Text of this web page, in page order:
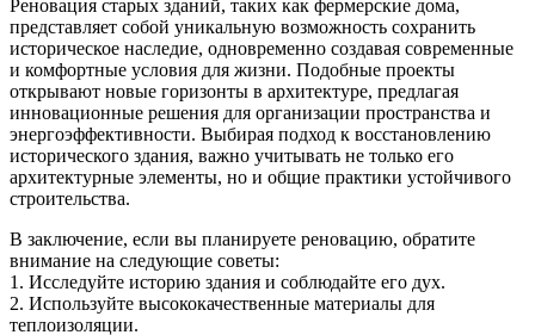
Реновация старых зданий, таких как фермерские дома,
представляет собой уникальную возможность сохранить
историческое наследие, одновременно создавая современные
и комфортные условия для жизни. Подобные проекты
открывают новые горизонты в архитектуре, предлагая
инновационные решения для организации пространства и
энергоэффективности. Выбирая подход к восстановлению
исторического здания, важно учитывать не только его
архитектурные элементы, но и общие практики устойчивого
строительства.
В заключение, если вы планируете реновацию, обратите
внимание на следующие советы:
1. Исследуйте историю здания и соблюдайте его дух.
2. Используйте высококачественные материалы для
теплоизоляции.